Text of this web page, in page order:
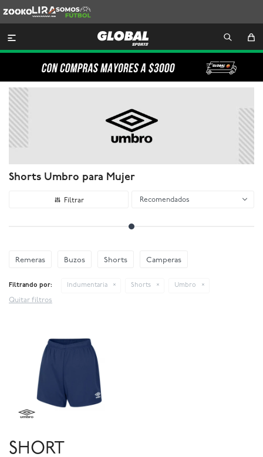
Lira
Somos
Futbol

Shorts Umbro para Mujer
Recomendados
Remeras Buzos Shorts Camperas
Filtrando por: Indumentaria Shorts Umbro
Quitar filtros
SHORT